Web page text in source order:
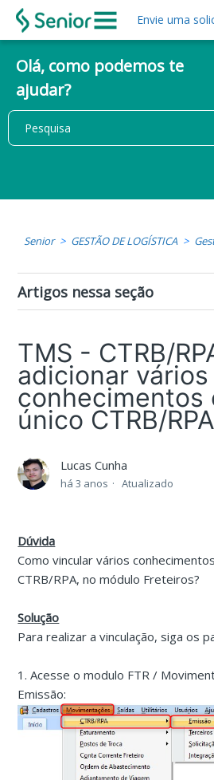
Envie uma
Olá, como podemos te
ajudar?
Senior GESTÃO DE LOGÍSTICA
Artigos nessa seção
TMS - CTRB/
adicionar vários
conhecimentos
único CTRB/RPA
Lucas Cunha
há 3 anos Atualizado
Dúvida
Como vincular vários
CTRB/RPA, no módulo Freteiros?
Solução
Para realizar a vinculação, siga os
1. Acesse o modulo FTR /
Emissão: